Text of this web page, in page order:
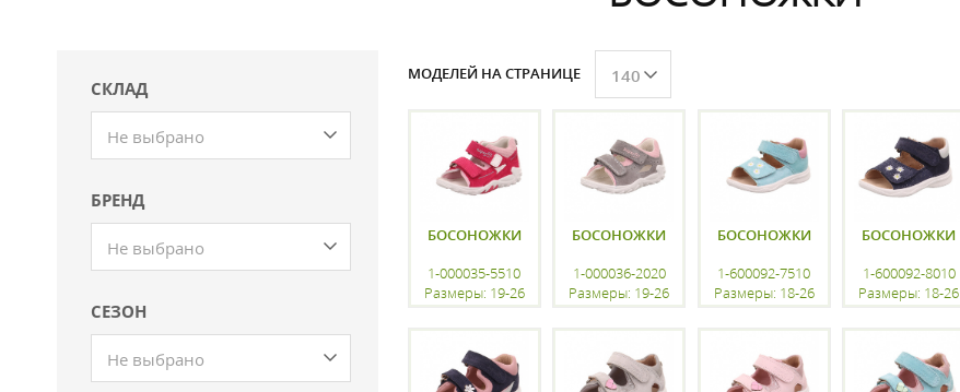
СКЛАД
Не выбрано
БРЕНД
Не выбрано
СЕЗОН
Не выбрано
МОДЕЛЕЙ НА СТРАНИЦЕ 140
БОСОНОЖКИ
1-000035-5510
Размеры: 19-26
БОСОНОЖКИ
1-000036-2020
Размеры: 19-26
БОСОНОЖКИ
1-600092-7510
Размеры: 18-26
БОСОНОЖКИ
1-600092-8010
Размеры: 18-26